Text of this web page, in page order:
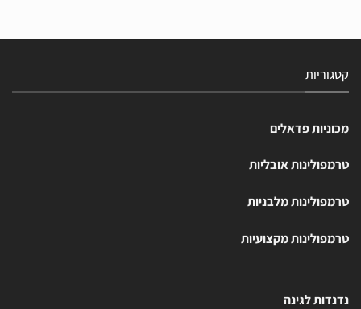
קטגוריות
מכוניות פדאלים
טרמפולינות אובליות
טרמפולינות מלבניות
טרמפולינות מקצועיות
נדנדות לגינה